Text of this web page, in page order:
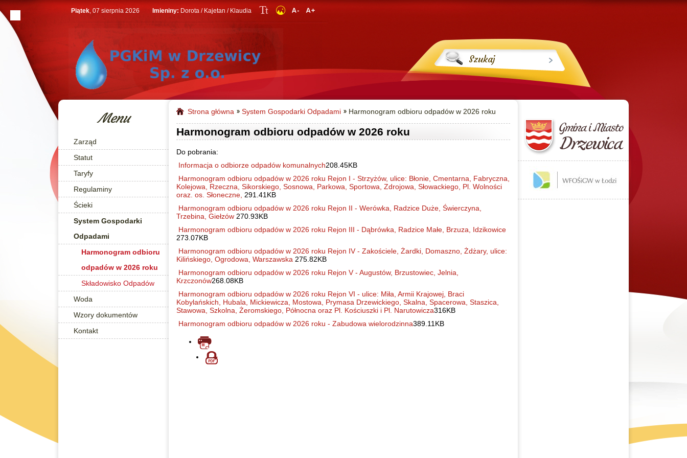
Piątek, 07 sierpnia 2026 Imieniny: Dorota / Kajetan / Klaudia
Menu
Zarząd
Statut
Taryfy
Regulaminy
Ścieki
System Gospodarki
Odpadami
Harmonogram odbioru
odpadów w 2026 roku
Składowisko Odpadów
Woda
Wzory dokumentów
Kontakt
Strona główna System Gospodarki Odpadami Harmonogram odbioru odpadów w 2026 roku
Harmonogram odbioru odpadów w 2026 roku
Do pobrania:
Informacja o odbiorze odpadów komunalnych208.45KB
Harmonogram odbioru odpadów w 2026 roku Rejon I - Strzyżów, ulice: Błonie, Cmentarna, Fabryczna,
Kolejowa, Rzeczna, Sikorskiego, Sosnowa, Parkowa, Sportowa, Zdrojowa, Słowackiego, Pl. Wolności
oraz. os. Słoneczne, 291.41KB
Harmonogram odbioru odpadów w 2026 roku Rejon II - Werówka, Radzice Duże, Świerczyna,
Trzebina, Giełzów 270.93KB
Harmonogram odbioru odpadów w 2026 roku Rejon III - Dąbrówka, Radzice Małe, Brzuza, Idzikowice
273.07KB
Harmonogram odbioru odpadów w 2026 roku Rejon IV - Zakościele, Żardki, Domaszno, Żdżary, ulice:
Kilińskiego, Ogrodowa, Warszawska 275.82KB
Harmonogram odbioru odpadów w 2026 roku Rejon V - Augustów, Brzustowiec, Jelnia,
Krzczonów268.08KB
Harmonogram odbioru odpadów w 2026 roku Rejon VI - ulice: Miła, Armii Krajowej, Braci
Kobylańskich, Hubala, Mickiewicza, Mostowa, Prymasa Drzewickiego, Skalna, Spacerowa, Staszica,
Stawowa, Szkolna, Żeromskiego, Północna oraz Pl. Kościuszki i Pl. Narutowicza316KB
Harmonogram odbioru odpadów w 2026 roku - Zabudowa wielorodzinna389.11KB